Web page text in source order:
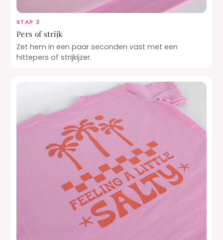
STAP 2
Pers of strijk
Zet hem in een paar seconden vast met een
hittepers of strijkijzer.